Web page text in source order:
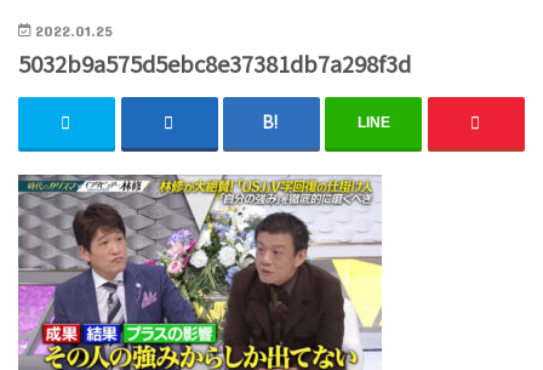
2022.01.25
5032b9a575d5ebc8e37381db7a298f3d
LINE